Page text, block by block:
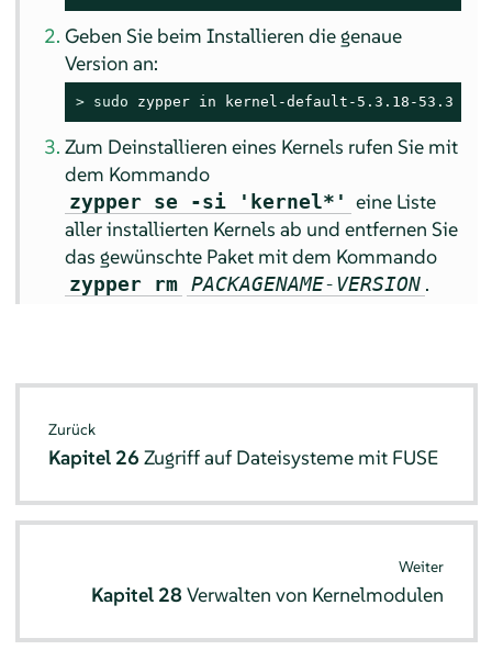
Geben Sie beim Installieren die genaue
Version an:
> sudo zypper in kernel-default-5.3.18-53.3
Zum Deinstallieren eines Kernels rufen Sie mit
dem Kommando
zypper se -si 'kernel*' eine Liste
aller installierten Kernels ab und entfernen Sie
das gewünschte Paket mit dem Kommando
zypper rm PACKAGENAME-VERSION .
Zurück
Kapitel 26Zugriff auf Dateisysteme mit FUSE
Weiter
Kapitel 28 Verwalten von Kernelmodulen